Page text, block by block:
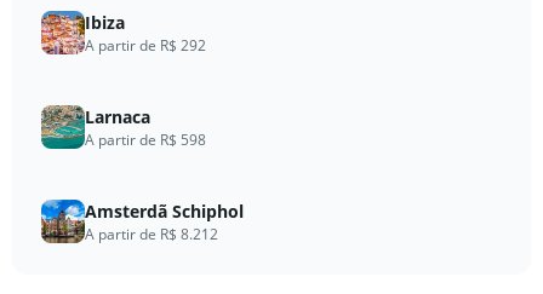
1
Y
axis
values.
Range:
0
15000.
Ibiza
A partir de R$ 292
Larnaca
A partir de R$ 598
Amsterdã Schiphol
A partir de R$ 8.212